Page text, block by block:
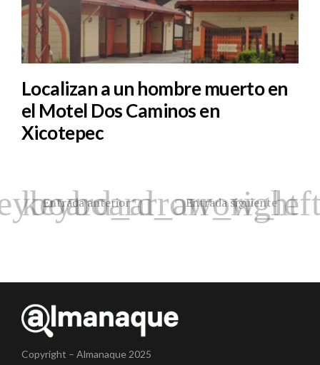
Localizan a un hombre muerto en
el Motel Dos Caminos en
Xicotepec
Entrada anterior Entrada siguiente
Copyright – Almanaque 2025